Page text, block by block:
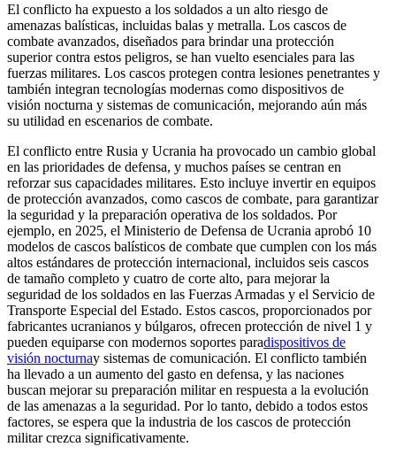
El conflicto ha expuesto a los soldados a un alto riesgo de
amenazas balísticas, incluidas balas y metralla. Los cascos de
combate avanzados, diseñados para brindar una protección
superior contra estos peligros, se han vuelto esenciales para las
fuerzas militares. Los cascos protegen contra lesiones penetrantes y
también integran tecnologías modernas como dispositivos de
visión nocturna y sistemas de comunicación, mejorando aún más
su utilidad en escenarios de combate.
El conflicto entre Rusia y Ucrania ha provocado un cambio global
en las prioridades de defensa, y muchos países se centran en
reforzar sus capacidades militares. Esto incluye invertir en equipos
de protección avanzados, como cascos de combate, para garantizar
la seguridad y la preparación operativa de los soldados. Por
ejemplo, en 2025, el Ministerio de Defensa de Ucrania aprobó 10
modelos de cascos balísticos de combate que cumplen con los más
altos estándares de protección internacional, incluidos seis cascos
de tamaño completo y cuatro de corte alto, para mejorar la
seguridad de los soldados en las Fuerzas Armadas y el Servicio de
Transporte Especial del Estado. Estos cascos, proporcionados por
fabricantes ucranianos y búlgaros, ofrecen protección de nivel 1 y
pueden equiparse con modernos soportes paradispositivos de
visión nocturnay sistemas de comunicación. El conflicto también
ha llevado a un aumento del gasto en defensa, y las naciones
buscan mejorar su preparación militar en respuesta a la evolución
de las amenazas a la seguridad. Por lo tanto, debido a todos estos
factores, se espera que la industria de los cascos de protección
militar crezca significativamente.